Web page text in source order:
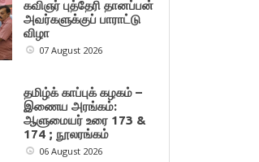
கவிஞர் புத்தேரி தானப்பன்
அவர்களுக்குப் பாராட்டு
விழா
07 August 2026
தமிழ்க் காப்புக் கழகம் –
இணைய அரங்கம்:
ஆளுமையர் உரை 173 &
174 ; நூலரங்கம்
06 August 2026